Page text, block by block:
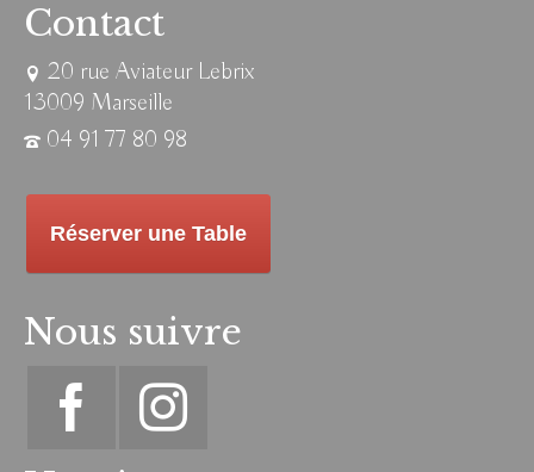
Contact
20 rue Aviateur Lebrix
13009 Marseille
04 91 77 80 98
Réserver une Table
Nous suivre